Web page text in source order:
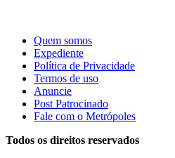
Quem somos
Expediente
Política de Privacidade
Termos de uso
Anuncie
Post Patrocinado
Fale com o Metrópoles
Todos os direitos reservados